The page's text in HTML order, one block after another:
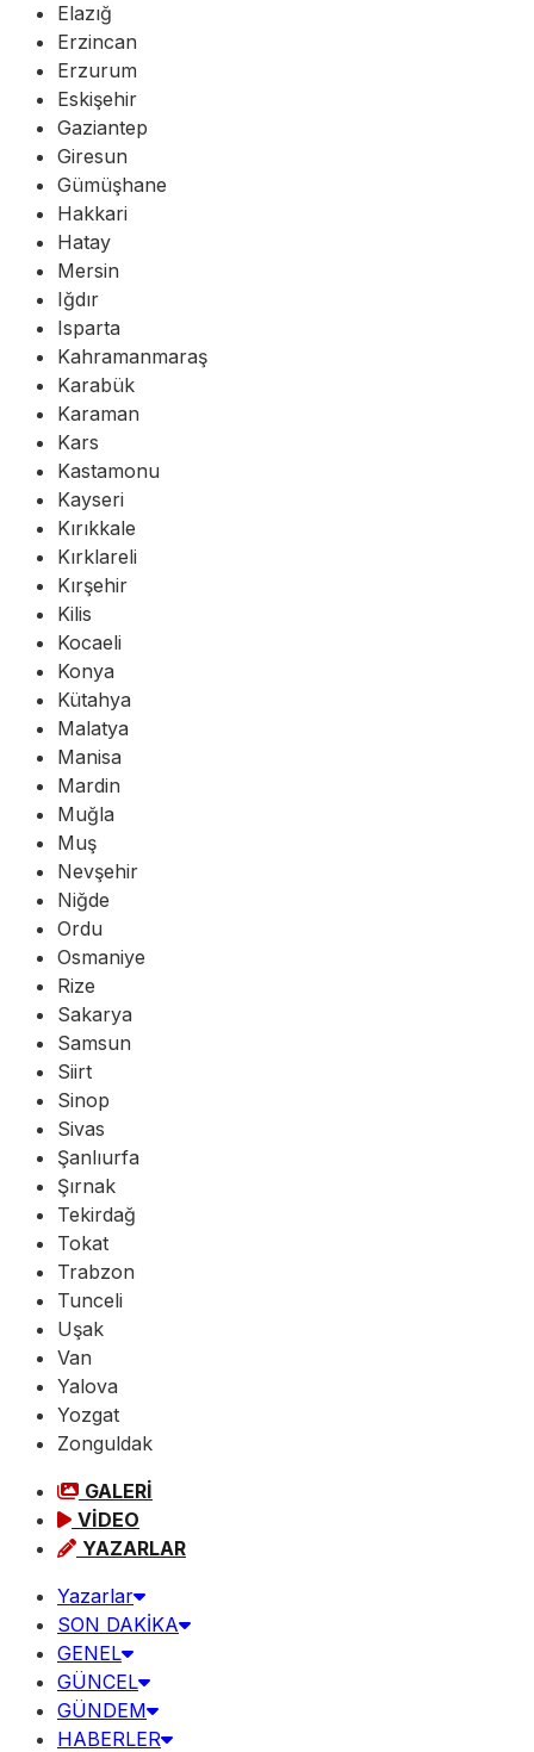
Elazığ
Erzincan
Erzurum
Eskişehir
Gaziantep
Giresun
Gümüşhane
Hakkari
Hatay
Mersin
Iğdır
Isparta
Kahramanmaraş
Karabük
Karaman
Kars
Kastamonu
Kayseri
Kırıkkale
Kırklareli
Kırşehir
Kilis
Kocaeli
Konya
Kütahya
Malatya
Manisa
Mardin
Muğla
Muş
Nevşehir
Niğde
Ordu
Osmaniye
Rize
Sakarya
Samsun
Siirt
Sinop
Sivas
Şanlıurfa
Şırnak
Tekirdağ
Tokat
Trabzon
Tunceli
Uşak
Van
Yalova
Yozgat
Zonguldak
GALERİ
VİDEO
YAZARLAR
Yazarlar
SON DAKİKA
GENEL
GÜNCEL
GÜNDEM
HABERLER